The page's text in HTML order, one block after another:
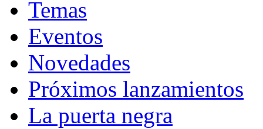
Temas
Eventos
Novedades
Próximos lanzamientos
La puerta negra